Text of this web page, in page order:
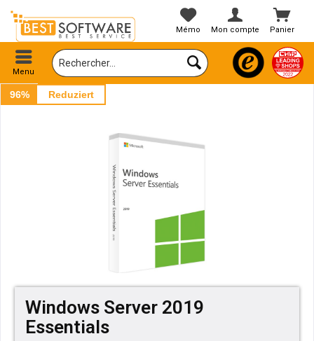
Panier
Mémo Mon compte
Menu
96% Reduziert
Windows Server 2019
Essentials